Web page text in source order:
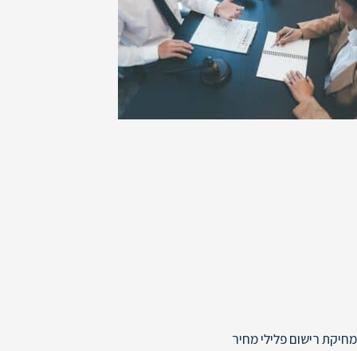
מחיקת רישום פלילי מחיר